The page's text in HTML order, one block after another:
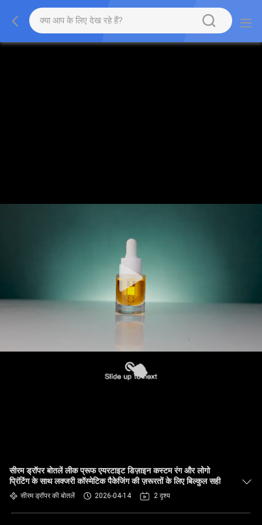
सीरम ड्रॉपर बोतलें लीक प्रूफ एयरटाइट डिज़ाइन कस्टम रंग और लोगो
प्रिंटिंग के साथ लक्जरी कॉस्मेटिक पैकेजिंग की ज़रूरतों के लिए बिल्कुल सही
सीरम ड्रॉपर की बोतलें 2026-04-14 2 दृश्य